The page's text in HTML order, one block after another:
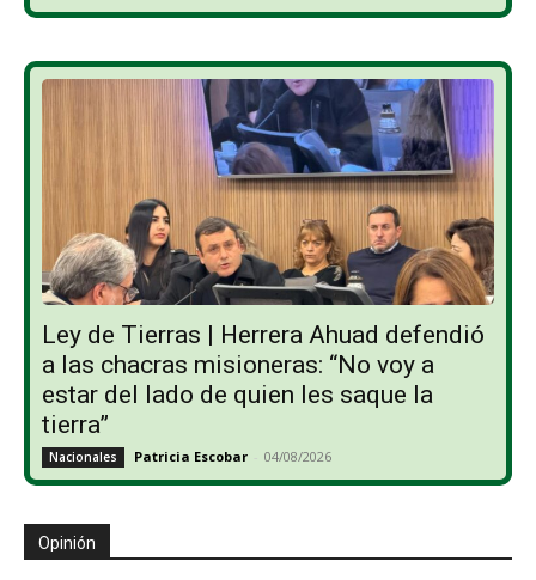
Ley de Tierras | Herrera Ahuad defendió
a las chacras misioneras: “No voy a
estar del lado de quien les saque la
tierra”
Nacionales Patricia Escobar - 04/08/2026
Opinión